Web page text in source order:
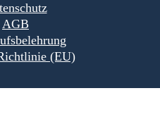
AGB
(EU)